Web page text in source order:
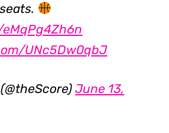
UNc5Dw0qbJ
June 13,